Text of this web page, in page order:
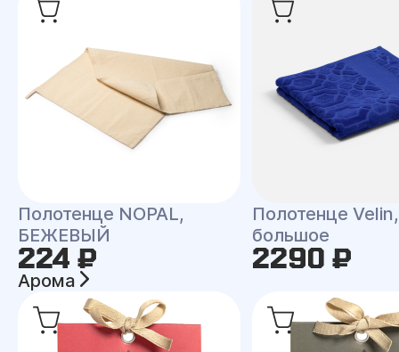
Полотенце NOPAL,
БЕЖЕВЫЙ
224 ₽
Полотенце Velin,
большое
2290 ₽
Арома